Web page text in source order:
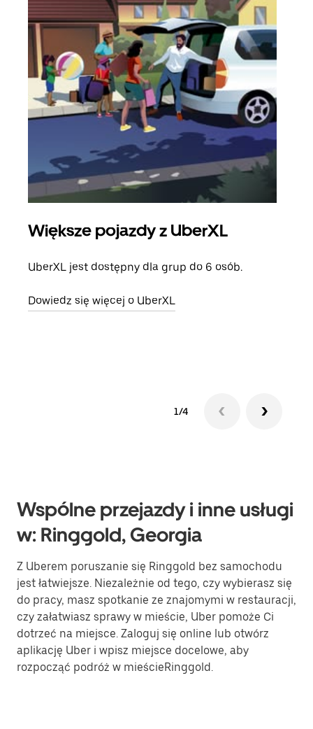
Większe pojazdy z UberXL
UberXL jest dostępny dla grup do 6 osób.
Dowiedz się więcej o UberXL
1/4
Wspólne przejazdy i inne usługi
w: Ringgold, Georgia
Z Uberem poruszanie się Ringgold bez samochodu
jest łatwiejsze. Niezależnie od tego, czy wybierasz się
do pracy, masz spotkanie ze znajomymi w restauracji,
czy załatwiasz sprawy w mieście, Uber pomoże Ci
dotrzeć na miejsce. Zaloguj się online lub otwórz
aplikację Uber i wpisz miejsce docelowe, aby
rozpocząć podróż w mieścieRinggold.